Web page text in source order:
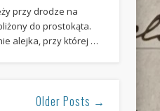
przy drodze na
do prostokąta.
alejka, przy której …
Older Posts →